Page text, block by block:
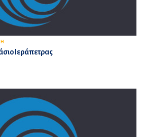
Ιεράπετρας